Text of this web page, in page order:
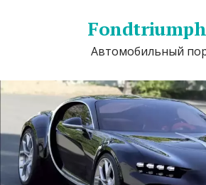
Автомобильный